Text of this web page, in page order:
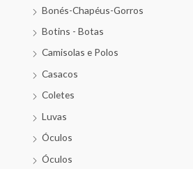
Bonés-Chapéus-Gorros
Botins - Botas
Camisolas e Polos
Casacos
Coletes
Luvas
Óculos
Óculos